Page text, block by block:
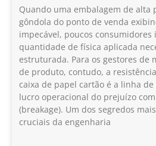
Quando uma embalagem de alta
gôndola do ponto de venda
impecável, poucos consumidores
quantidade de física aplicada
estruturada. Para os gestores de
de produto, contudo, a
caixa de papel cartão é a linha
lucro operacional do prejuízo
(breakage). Um dos segredos
cruciais da engenharia